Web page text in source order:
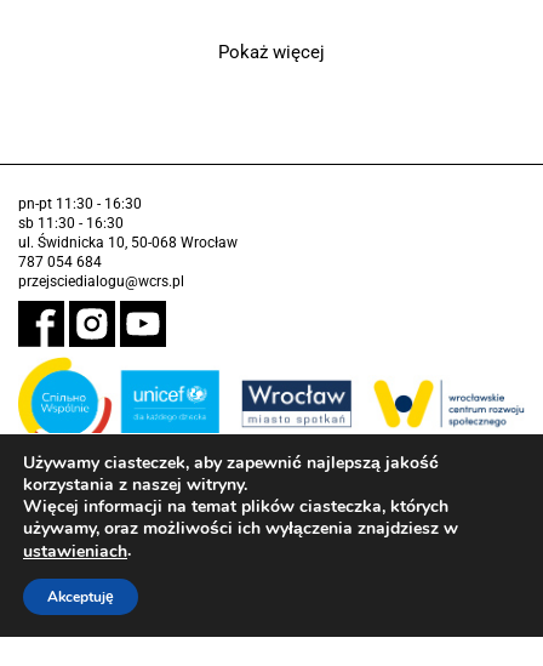
Pokaż więcej
pn-pt 11:30 - 16:30
sb 11:30 - 16:30
ul. Świdnicka 10, 50-068 Wrocław
787 054 684
przejsciedialogu@wcrs.pl
Zadanie realizowane ze środków Gminy Wrocław w partnerstwie z
Funduszem Narodów Zjednoczonych na Rzecz Dzieci (UNICEF)
Deklaracja dostępności
Używamy ciasteczek, aby zapewnić najlepszą jakość
korzystania z naszej witryny.
Więcej informacji na temat plików ciasteczka, których
używamy, oraz możliwości ich wyłączenia znajdziesz w
ustawieniach.
Akceptuję